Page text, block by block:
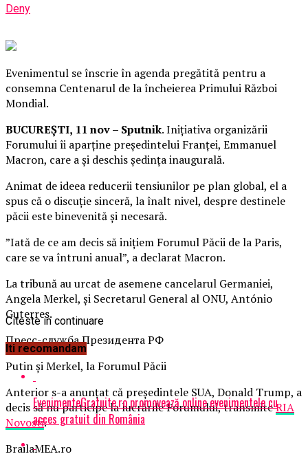
Deny
Evenimentul se înscrie în agenda pregătită pentru a
consemna Centenarul de la încheierea Primului Război
Mondial.
BUCUREȘTI, 11 nov – Sputnik. Inițiativa organizării
Forumului îi aparține președintelui Franței, Emmanuel
Macron, care a și deschis ședința inaugurală.
Animat de ideea reducerii tensiunilor pe plan global, el a
spus că o discuție sinceră, la înalt nivel, despre destinele
păcii este binevenită și necesară.
”Iată de ce am decis să inițiem Forumul Păcii de la Paris,
care se va întruni anual”, a declarat Macron.
La tribună au urcat de asemene cancelarul Germaniei,
Angela Merkel, și Secretarul General al ONU, António
Guterres.
Пресс-служба Президента РФ
Putin și Merkel, la Forumul Păcii
Anterior s-a anunțat că președintele SUA, Donald Trump, a
decis să nu participe la lucrările Forumului, transmiteRIA
Novosti.
BrailaMEA.ro
Citeste in continuare
Iti recomandam
EvenimenteGratuite.ro promovează online evenimentele cu
acces gratuit din România